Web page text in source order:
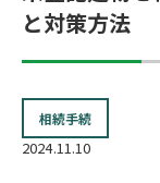
と対策方法
相続手続
2024.11.10